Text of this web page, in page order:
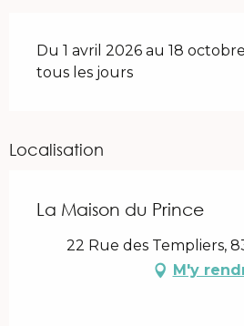
Du 1 avril 2026 au 18
tous les jours
Localisation
La Maison du Prince
22 Rue des Templiers,
M'y